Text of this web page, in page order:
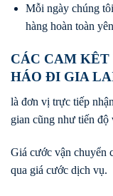
Mỗi ngày chúng
hàng hoàn toàn
CÁC CAM
HÁO ĐI GIA
là đơn vị trực tiếp
gian cũng như tiến độ
Giá cước vận chuyển
qua giá cước dịch vụ.